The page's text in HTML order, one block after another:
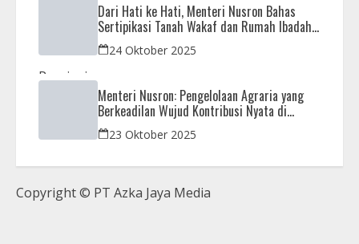
Dari Hati ke Hati, Menteri Nusron Bahas
Sertipikasi Tanah Wakaf dan Rumah Ibadah
di Kaltim
24 Oktober 2025
Menteri Nusron: Pengelolaan Agraria yang
Berkeadilan Wujud Kontribusi Nyata di
Setahun Pemerintahan Prabowo-Gibran
23 Oktober 2025
Copyright © PT Azka Jaya Media